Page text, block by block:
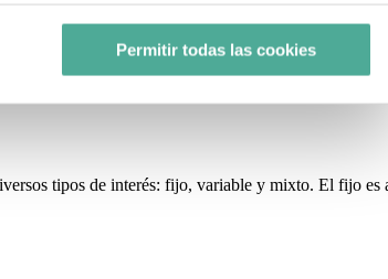
Permitir todas las cookies
30 años. No obstante, ten en cuenta tu edad,
tardes en devolver el préstamo, más intereses
tipos de interés: fijo, variable y mixto. El fijo es